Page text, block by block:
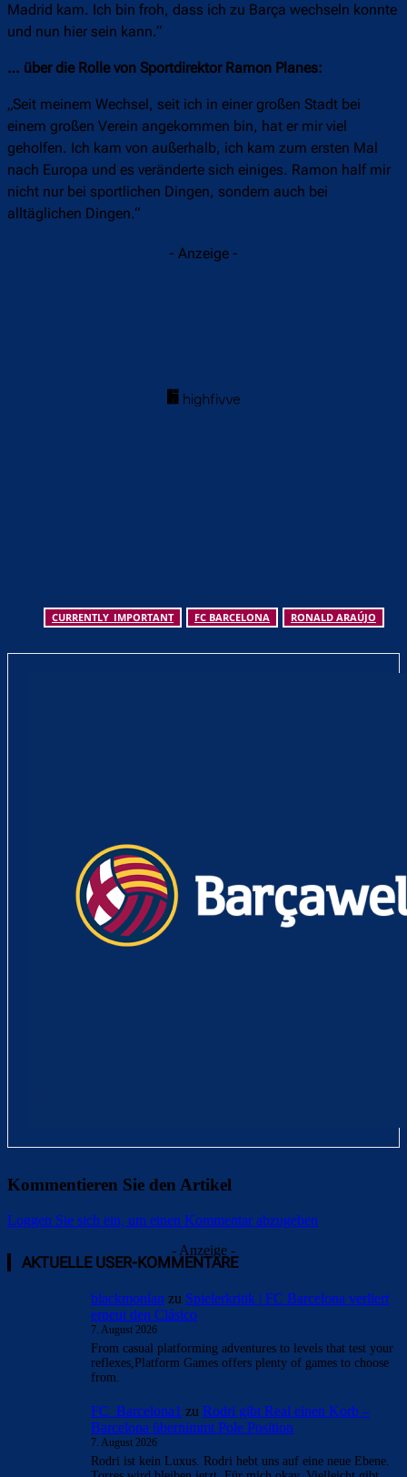
Madrid kam. Ich bin froh, dass ich zu Barça wechseln konnte
und nun hier sein kann.“
… über die Rolle von Sportdirektor Ramon Planes:
„Seit meinem Wechsel, seit ich in einer großen Stadt bei
einem großen Verein angekommen bin, hat er mir viel
geholfen. Ich kam von außerhalb, ich kam zum ersten Mal
nach Europa und es veränderte sich einiges. Ramon half mir
nicht nur bei sportlichen Dingen, sondern auch bei
alltäglichen Dingen.“
- Anzeige -
CURRENTLY_IMPORTANT FC BARCELONA RONALD ARAÚJO
Kommentieren Sie den Artikel
Loggen Sie sich ein, um einen Kommentar abzugeben